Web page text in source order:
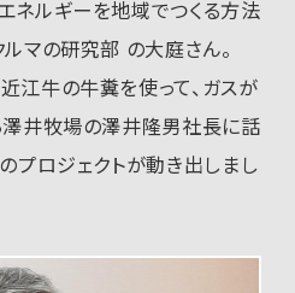
ネルギーを地域でつくる方法
マの研究部 の大庭さん。
江牛の牛糞を使って、ガスが
澤井牧場の澤井隆男社長に話
プロジェクトが動き出しまし